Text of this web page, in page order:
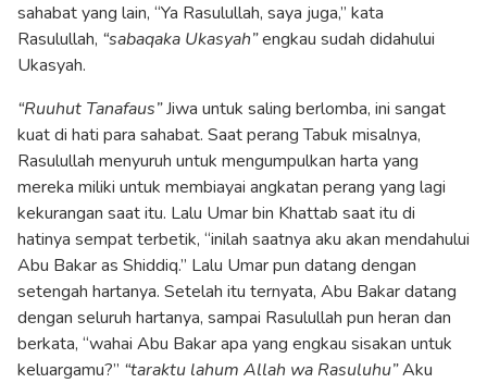
sahabat yang lain, “Ya Rasulullah, saya juga,” kata
Rasulullah, “sabaqaka Ukasyah”engkau sudah didahului
Ukasyah.
“Ruuhut Tanafaus”Jiwa untuk saling berlomba, ini sangat
kuat di hati para sahabat. Saat perang Tabuk misalnya,
Rasulullah menyuruh untuk mengumpulkan harta yang
mereka miliki untuk membiayai angkatan perang yang lagi
kekurangan saat itu. Lalu Umar bin Khattab saat itu di
hatinya sempat terbetik, “inilah saatnya aku akan mendahului
Abu Bakar as Shiddiq.” Lalu Umar pun datang dengan
setengah hartanya. Setelah itu ternyata, Abu Bakar datang
dengan seluruh hartanya, sampai Rasulullah pun heran dan
berkata, “wahai Abu Bakar apa yang engkau sisakan untuk
keluargamu?” “taraktu lahum Allah wa Rasuluhu”Aku